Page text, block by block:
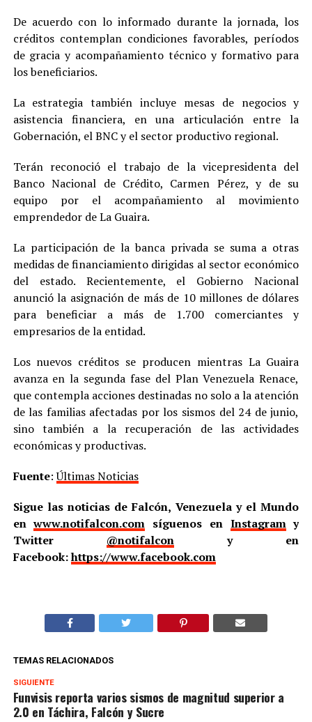
De acuerdo con lo informado durante la jornada, los
créditos contemplan condiciones favorables, períodos
de gracia y acompañamiento técnico y formativo para
los beneficiarios.
La estrategia también incluye mesas de negocios y
asistencia financiera, en una articulación entre la
Gobernación, el BNC y el sector productivo regional.
Terán reconoció el trabajo de la vicepresidenta del
Banco Nacional de Crédito, Carmen Pérez, y de su
equipo por el acompañamiento al movimiento
emprendedor de La Guaira.
La participación de la banca privada se suma a otras
medidas de financiamiento dirigidas al sector económico
del estado. Recientemente, el Gobierno Nacional
anunció la asignación de más de 10 millones de dólares
para beneficiar a más de 1.700 comerciantes y
empresarios de la entidad.
Los nuevos créditos se producen mientras La Guaira
avanza en la segunda fase del Plan Venezuela Renace,
que contempla acciones destinadas no solo a la atención
de las familias afectadas por los sismos del 24 de junio,
sino también a la recuperación de las actividades
económicas y productivas.
Fuente:Últimas Noticias
Sigue las noticias de Falcón, Venezuela y el Mundo
enwww.notifalcon.com síguenos en Instagramy
Twitter @notifalcony en
Facebook:https://www.facebook.com
TEMAS RELACIONADOS
SIGUIENTE
Funvisis reporta varios sismos de magnitud superior a
2.0 en Táchira, Falcón y Sucre